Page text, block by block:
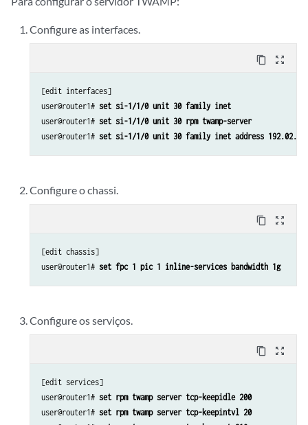
user@router1# set rpm twamp client control-connection c1 test-
user@router1# set rpm twamp client control-connection c1 test-
set rpm twamp client control-connection c1 test-
user@router1# set rpm twamp client control-connection c1 test-
user@router1# set rpm twamp client control-connection c1 test-
user@router1# set rpm twamp client control-connection c1 test-
user@router1# set rpm twamp client control-connection c1 test-
user@router1# set rpm twamp client control-connection c1 test-
Configure as interfaces.
content_copy zoom_out_map
[edit interfaces]
user@router1# set si-1/1/0 unit 30 family inet
user@router1# set si-1/1/0 unit 30 rpm twamp-server
user@router1# set si-1/1/0 unit 30 family inet address 192.02.2/
Configure o chassi.
content_copy zoom_out_map
[edit chassis]
user@router1# set fpc 1 pic 1 inline-services bandwidth 1g
Configure os serviços.
content_copy zoom_out_map
[edit services]
user@router1# set rpm twamp server tcp-keepidle 200
user@router1# set rpm twamp server tcp-keepintvl 20